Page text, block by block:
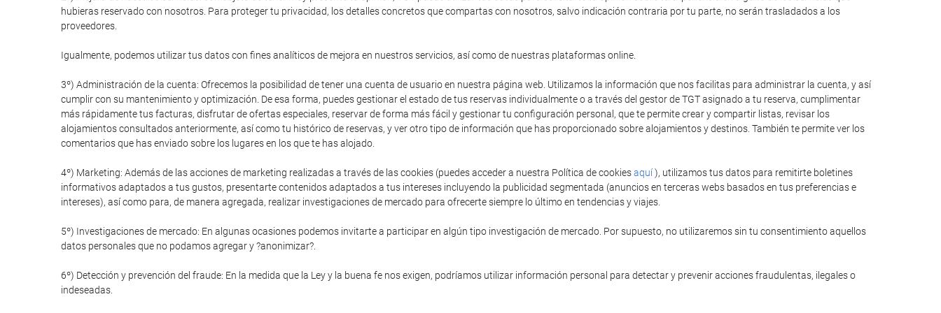
hubieras reservado con nosotros. Para proteger tu privacidad, los detalles concretos que compartas con nosotros, salvo indicación contraria por tu parte, no serán trasladados a los
proveedores.
Igualmente, podemos utilizar tus datos con fines analíticos de mejora en nuestros servicios, así como de nuestras plataformas online.
3º) Administración de la cuenta: Ofrecemos la posibilidad de tener una cuenta de usuario en nuestra página web. Utilizamos la información que nos facilitas para administrar la cuenta, y así
cumplir con su mantenimiento y optimización. De esa forma, puedes gestionar el estado de tus reservas individualmente o a través del gestor de TGT asignado a tu reserva, cumplimentar
más rápidamente tus facturas, disfrutar de ofertas especiales, reservar de forma más fácil y gestionar tu configuración personal, que te permite crear y compartir listas, revisar los
alojamientos consultados anteriormente, así como tu histórico de reservas, y ver otro tipo de información que has proporcionado sobre alojamientos y destinos. También te permite ver los
comentarios que has enviado sobre los lugares en los que te has alojado.
4º) Marketing: Además de las acciones de marketing realizadas a través de las cookies (puedes acceder a nuestra Política de cookiesaquí), utilizamos tus datos para remitirte boletines
informativos adaptados a tus gustos, presentarte contenidos adaptados a tus intereses incluyendo la publicidad segmentada (anuncios en terceras webs basados en tus preferencias e
intereses), así como para, de manera agregada, realizar investigaciones de mercado para ofrecerte siempre lo último en tendencias y viajes.
5º) Investigaciones de mercado: En algunas ocasiones podemos invitarte a participar en algún tipo investigación de mercado. Por supuesto, no utilizaremos sin tu consentimiento aquellos
datos personales que no podamos agregar y ?anonimizar?.
6º) Detección y prevención del fraude: En la medida que la Ley y la buena fe nos exigen, podríamos utilizar información personal para detectar y prevenir acciones fraudulentas, ilegales o
indeseadas.